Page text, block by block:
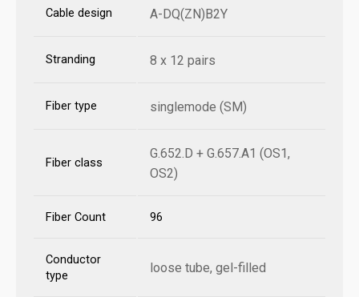
Cable design A-DQ(ZN)B2Y
Stranding 8 x 12 pairs
Fiber type singlemode (SM)
Fiber class
G.652.D + G.657.A1 (OS1,
OS2)
Fiber Count 96
Conductor
type
loose tube, gel-filled